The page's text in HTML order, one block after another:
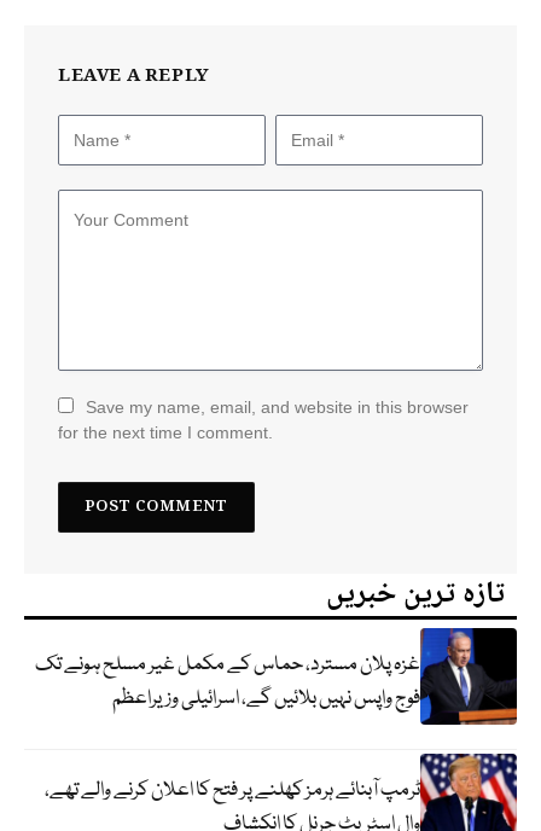
LEAVE A REPLY
Save my name, email, and website in this browser
for the next time I comment.
تازہ ترین خبریں
غزہ پلان مسترد، حماس کے مکمل غیر مسلح ہونے تک
فوج واپس نہیں بلائیں گے، اسرائیلی وزیراعظم
ٹرمپ آبنائے ہرمز کھلنے پر فتح کا اعلان کرنے والے تھے،
وال اسٹریٹ جرنل کا انکشاف